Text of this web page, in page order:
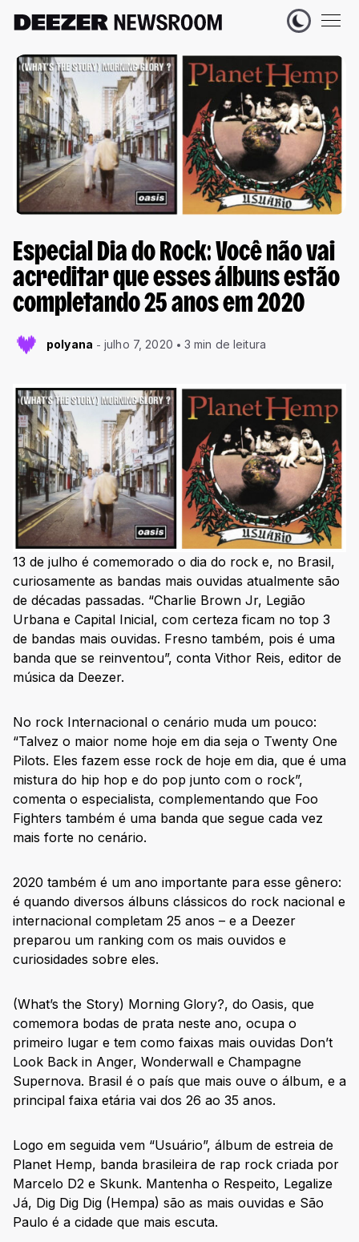
Especial Dia do Rock: Você não vai
acreditar que esses álbuns estão
completando 25 anos em 2020
polyana julho 7, 2020 3 min de leitura
13 de julho é comemorado o dia do rock e, no Brasil,
curiosamente as bandas mais ouvidas atualmente são
de décadas passadas. “Charlie Brown Jr, Legião
Urbana e Capital Inicial, com certeza ficam no top 3
de bandas mais ouvidas. Fresno também, pois é uma
banda que se reinventou”, conta Vithor Reis, editor de
música da Deezer.
No rock Internacional o cenário muda um pouco:
“Talvez o maior nome hoje em dia seja o Twenty One
Pilots. Eles fazem esse rock de hoje em dia, que é uma
mistura do hip hop e do pop junto com o rock”,
comenta o especialista, complementando que Foo
Fighters também é uma banda que segue cada vez
mais forte no cenário.
2020 também é um ano importante para esse gênero:
é quando diversos álbuns clássicos do rock nacional e
internacional completam 25 anos – e a Deezer
preparou um ranking com os mais ouvidos e
curiosidades sobre eles.
(What’s the Story) Morning Glory?, do Oasis, que
comemora bodas de prata neste ano, ocupa o
primeiro lugar e tem como faixas mais ouvidas Don’t
Look Back in Anger, Wonderwall e Champagne
Supernova. Brasil é o país que mais ouve o álbum, e a
principal faixa etária vai dos 26 ao 35 anos.
Logo em seguida vem “Usuário”, álbum de estreia de
Planet Hemp, banda brasileira de rap rock criada por
Marcelo D2 e Skunk. Mantenha o Respeito, Legalize
Já, Dig Dig Dig (Hempa) são as mais ouvidas e São
Paulo é a cidade que mais escuta.